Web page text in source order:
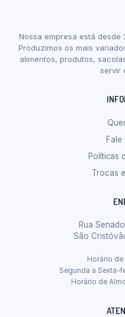
Nossa empresa está
Produzimos os mais
alimentos, produtos,
servir
Políticas
Trocas
Rua
São
Horário
Segunda a Sexta-
Horário de